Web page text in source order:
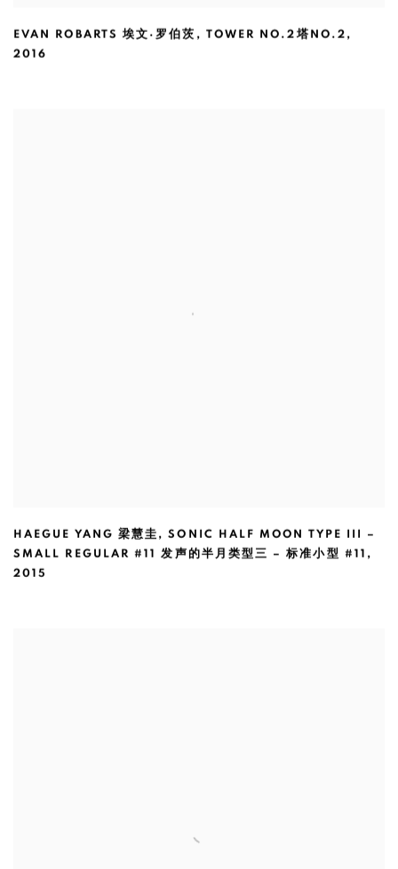
EVAN ROBARTS 埃文·罗伯茨 , TOWER NO.2塔NO.2 ,
2016
HAEGUE YANG 梁慧圭 ,SONIC HALF MOON TYPE III –
SMALL REGULAR #11 发声的半月类型三 – 标准小型 #11 ,
2015